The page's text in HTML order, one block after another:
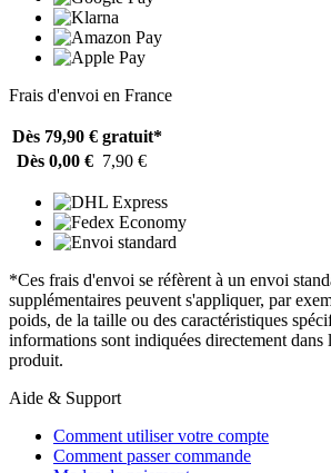
Frais d'envoi en France
Dès 79,90 € gratuit*
Dès 0,00 € 7,90 €
*Ces frais d'envoi se réfèrent à un envoi
supplémentaires peuvent s'appliquer, par
poids, de la taille ou des caractéristiques
informations sont indiquées directement dans
produit.
Aide & Support
Comment utiliser votre compte
Comment passer commande